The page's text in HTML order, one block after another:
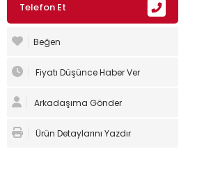
Telefon Et
Beğen
Fiyatı Düşünce Haber Ver
Arkadaşıma Gönder
Ürün Detaylarını Yazdır